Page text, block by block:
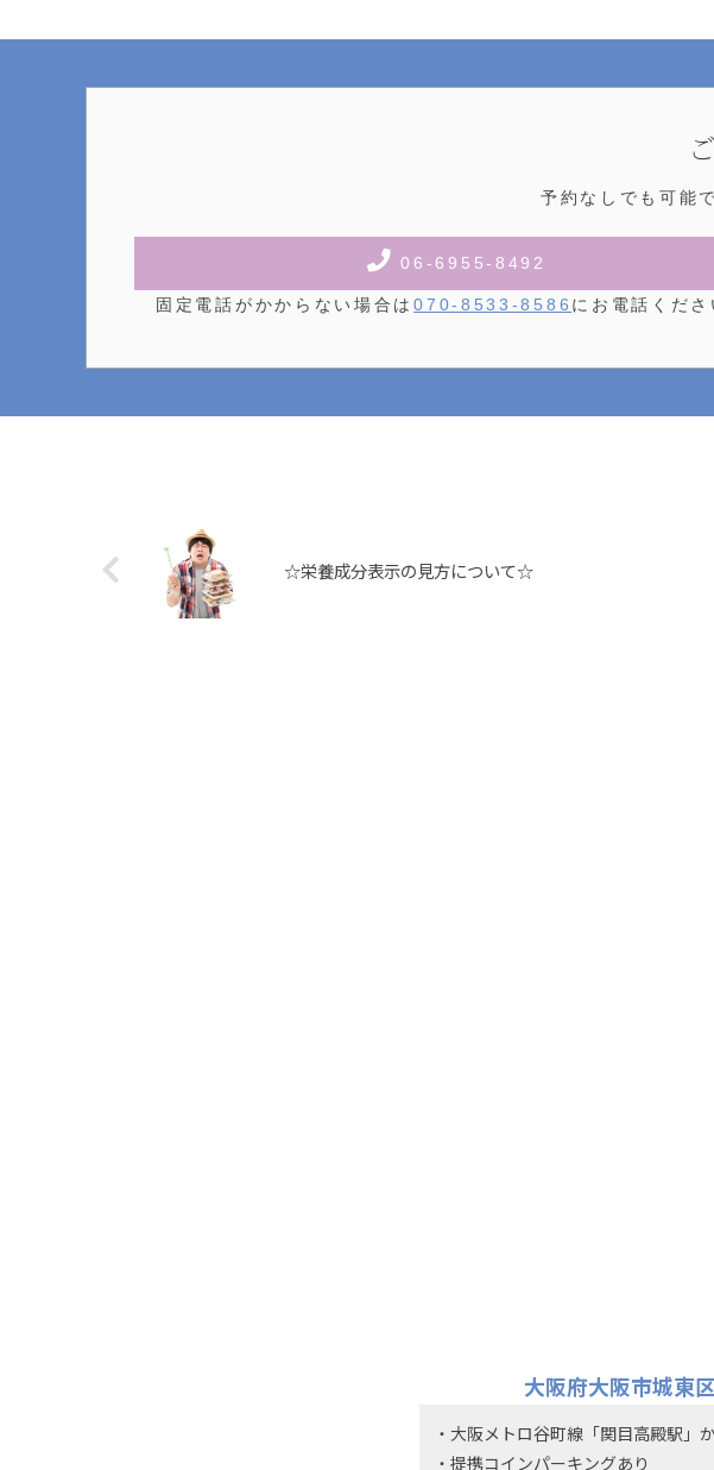
予約なしでも可能
06-6955-8492
固定電話がかからない場合は070-8533-8586 にお電話くださ
☆栄養成分表示の見方について☆
大阪府大阪市城東
大阪メトロ谷町線「関目高殿駅」
提携コインパーキングあり